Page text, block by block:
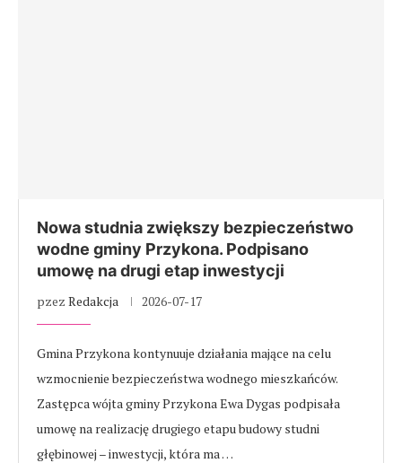
Nowa studnia zwiększy bezpieczeństwo
wodne gminy Przykona. Podpisano
umowę na drugi etap inwestycji
pzez Redakcja 2026-07-17
Gmina Przykona kontynuuje działania mające na celu
wzmocnienie bezpieczeństwa wodnego mieszkańców.
Zastępca wójta gminy Przykona Ewa Dygas podpisała
umowę na realizację drugiego etapu budowy studni
głębinowej – inwestycji, która ma …